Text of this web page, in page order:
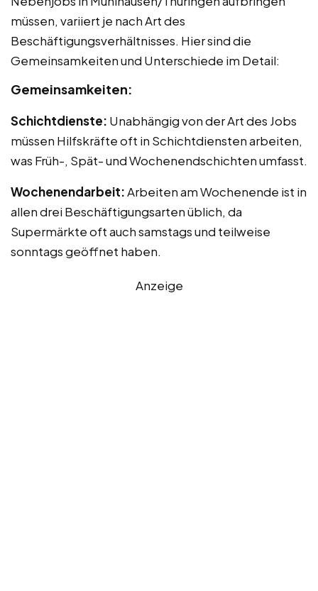
müssen, variiert je nach Art des
Beschäftigungsverhältnisses. Hier sind die
Gemeinsamkeiten und Unterschiede im Detail:
Gemeinsamkeiten:
Schichtdienste: Unabhängig von der Art des Jobs
müssen Hilfskräfte oft in Schichtdiensten arbeiten,
was Früh-, Spät- und Wochenendschichten umfasst.
Wochenendarbeit:Arbeiten am Wochenende ist in
allen drei Beschäftigungsarten üblich, da
Supermärkte oft auch samstags und teilweise
sonntags geöffnet haben.
Anzeige